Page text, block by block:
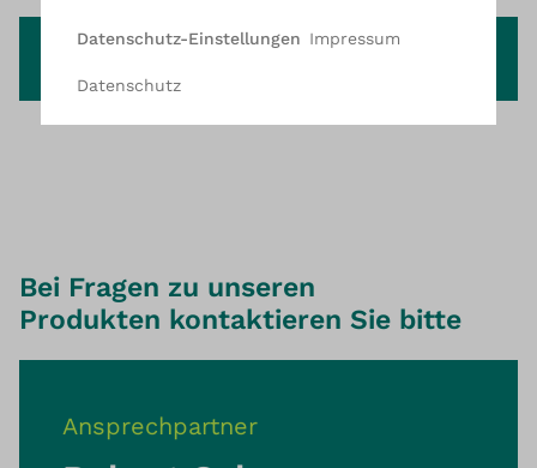
UP‐fix® MEZZO
Bei Fragen zu unseren
Produkten kontaktieren Sie bitte
Ansprechpartner
Datenschutz-Einstellungen Impressum
Datenschutz